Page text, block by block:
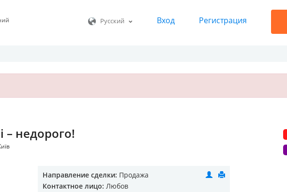
Русский Вход Регистрация
– недорого!
Направление сделки: Продажа
Контактное лицо: Любов